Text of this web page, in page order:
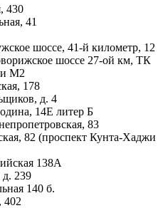
430
41
шоссе, 41-й километр, 12
шоссе 27-ой км, ТК
и М2
178
д. 4
14Е литер Б
83
82 (проспект Кунта-Хаджи
138А
239
140 б.
402